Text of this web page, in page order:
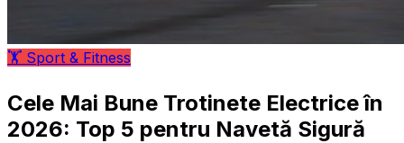
🏋️ Sport & Fitness
Cele Mai Bune Trotinete Electrice în
2026: Top 5 pentru Navetă Sigură